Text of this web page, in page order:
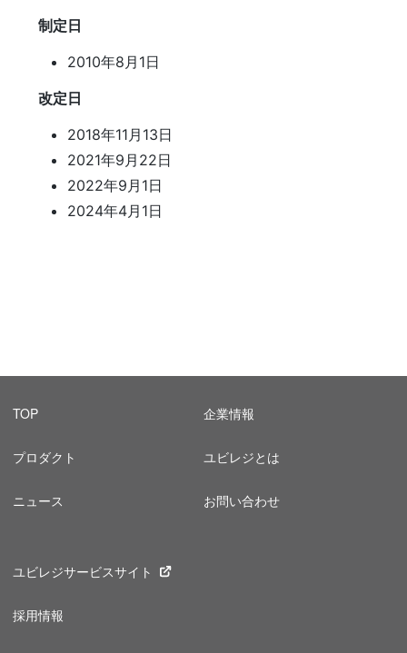
制定日
2010年8月1日
改定日
2018年11月13日
2021年9月22日
2022年9月1日
2024年4月1日
TOP 企業情報
プロダクト ユビレジとは
ニュース お問い合わせ
ユビレジサービスサイト
採用情報